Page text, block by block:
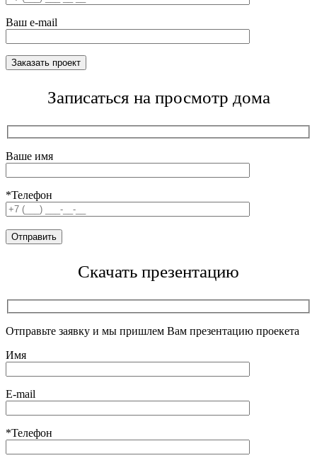
Ваш e-mail
Записаться на просмотр дома
Ваше имя
*Телефон
Скачать презентацию
Отправьте заявку и мы пришлем Вам презентацию проекета
Имя
E-mail
*Телефон